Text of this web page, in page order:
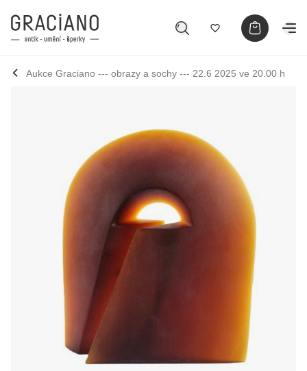
Aukce Graciano --- obrazy a sochy --- 22.6 2025 ve 20.00 h